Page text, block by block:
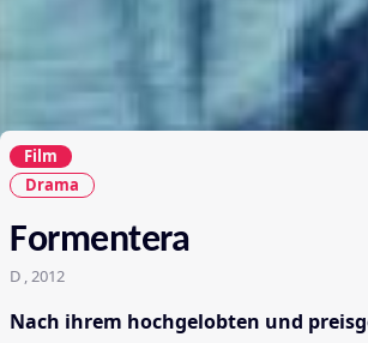
Film
Drama
Formentera
D , 2012
Nach ihrem hochgelobten und